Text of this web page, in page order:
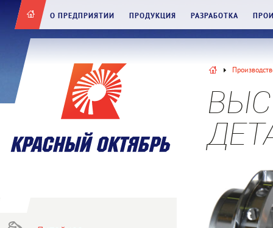
О ПРЕДПРИЯТИИ ПРОДУКЦИЯ РАЗРАБОТКА